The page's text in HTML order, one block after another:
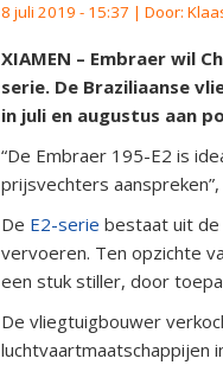
8 juli 2019 - 15:37 | Door:
XIAMEN – Embraer wil
serie. De Braziliaanse
in juli en augustus aan
“De Embraer 195-E2 is
prijsvechters
De E2-serie bestaat uit de
vervoeren. Ten opzichte
een stuk stiller, door
De vliegtuigbouwer
luchtvaartmaatschappijen